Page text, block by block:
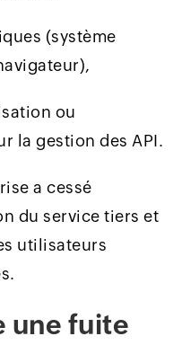
(système
ou
la gestion des API.
a cessé
du service tiers et
utilisateurs
une fuite